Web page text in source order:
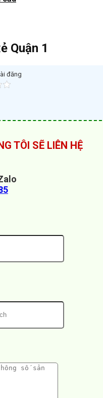
Quận 1
đăng
TÔI SẼ LIÊN HỆ